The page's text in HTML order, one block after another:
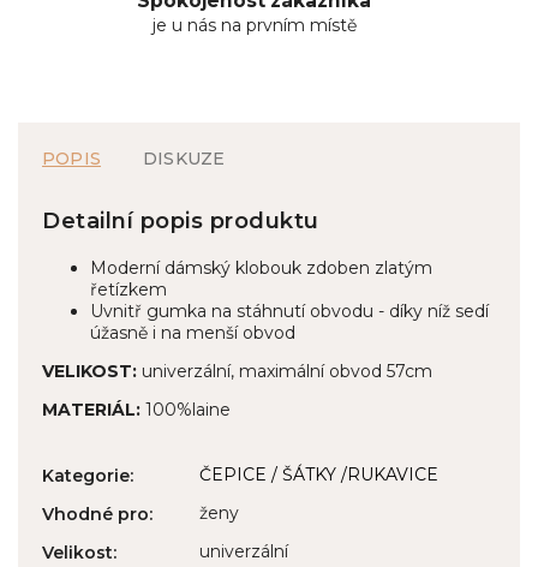
je u nás na prvním místě
POPIS DISKUZE
Detailní popis produktu
Moderní dámský klobouk zdoben zlatým
řetízkem
Uvnitř gumka na stáhnutí obvodu - díky níž sedí
úžasně i na menší obvod
VELIKOST: univerzální, maximální obvod 57cm
MATERIÁL: 100%laine
Kategorie:
ČEPICE / ŠÁTKY /RUKAVICE
Vhodné pro:
ženy
Velikost: univerzální